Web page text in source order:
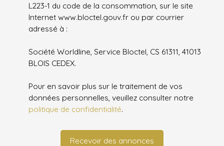
L223-1 du code de la consommation, sur le site
Internet www.bloctel.gouv.fr ou par courrier
adressé à :
Société Worldline, Service Bloctel, CS 61311, 41013
BLOIS CEDEX.
Pour en savoir plus sur le traitement de vos
données personnelles, veuillez consulter notre
politique de confidentialité.
Recevoir des annonces